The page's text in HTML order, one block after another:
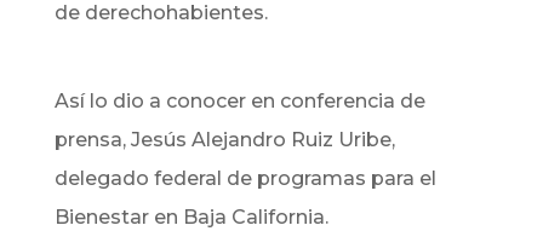
de derechohabientes.
Así lo dio a conocer en conferencia de
prensa, Jesús Alejandro Ruiz Uribe,
delegado federal de programas para el
Bienestar en Baja California.